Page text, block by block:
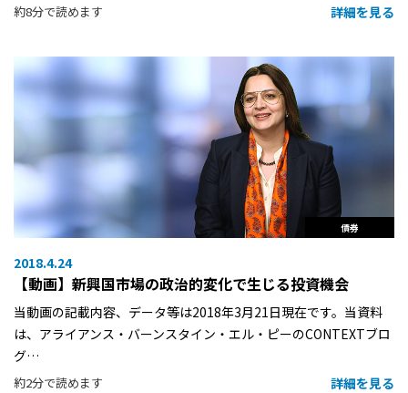
約8分で読めます
詳細を見る
債券
2018.4.24
【動画】新興国市場の政治的変化で生じる投資機会
当動画の記載内容、データ等は2018年3月21日現在です。当資料
は、アライアンス・バーンスタイン・エル・ピーのCONTEXTブロ
グ…
約2分で読めます 詳細を見る